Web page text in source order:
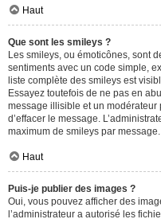
Haut
Que sont les smileys ?
Les smileys, ou émoticônes, sont
sentiments avec un code simple,
liste complète des smileys est
Essayez toutefois de ne pas en
message illisible et un
d’effacer le message.
maximum de smileys par message.
Haut
Puis-je publier des images ?
Oui, vous pouvez afficher des
l’administrateur a autorisé les